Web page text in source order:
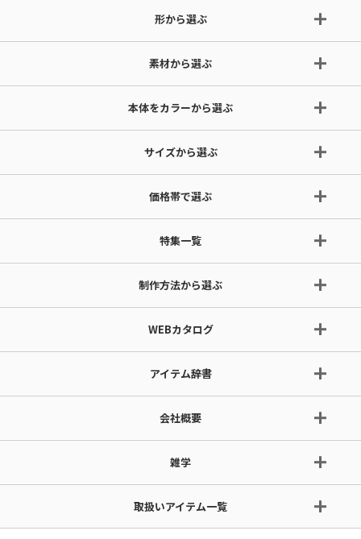
形から選ぶ
素材から選ぶ
本体をカラーから選ぶ
サイズから選ぶ
価格帯で選ぶ
特集一覧
制作方法から選ぶ
WEBカタログ
アイテム辞書
会社概要
雑学
取扱いアイテム一覧